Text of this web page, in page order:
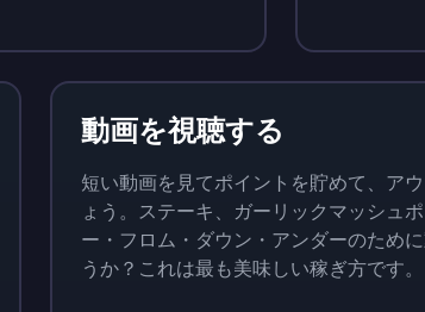
動画を視聴する
短い動画を見てポイントを貯めて、ア
ょう。ステーキ、ガーリックマッシュ
ー・フロム・ダウン・アンダーのため
うか？これは最も美味しい稼ぎ方です。